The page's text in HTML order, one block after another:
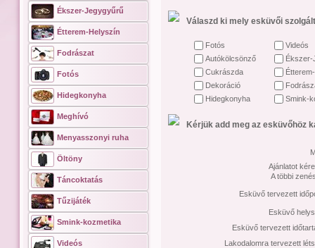
Ékszer-Jegygyűrű
Étterem-Helyszín
Fodrászat
Fotós
Hidegkonyha
Meghívó
Menyasszonyi ruha
Öltöny
Táncoktatás
Tűzijáték
Smink-kozmetika
Videós
Válaszd ki mely esküvői
Fotós
Videós
Autókölcsönző
Ékszer-
Cukrászda
Dekoráció
Hidegkonyha
Smink-
Kérjük add meg az esküvőhöz
Ajánlatot
A többi
Esküvő tervezett
Esküvő
Esküvő tervezett
Lakodalomra tervezett